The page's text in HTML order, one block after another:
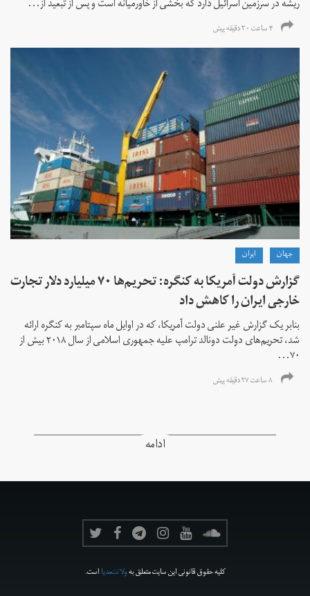
ریشه در سرزمین اسرائیل دارد که بخشی از خاورمیانه است و پس از تبعید از...
۴ ساعت ۳۰ دقیقه پیش
جهان ايران
گزارش دولت آمریکا به کنگره: تحریم‌ها ۷۰ میلیارد دلار تجارت
خارجی ایران را کاهش داد
بنابر یک گزارش غیر علنی دولت آمریکا، که در اوایل ماه سپتامبر به کنگره ارائه
شد، تحریم‌های دولت دونالد ترامپ علیه جمهوری اسلامی از سال ۲۰۱۸ بیش از
۷۰...
۸ ساعت ۲۷ دقیقه پیش
ادامه
کلیه حقوق قانونی این سایت متعلق بهولانت‌مدیااست.